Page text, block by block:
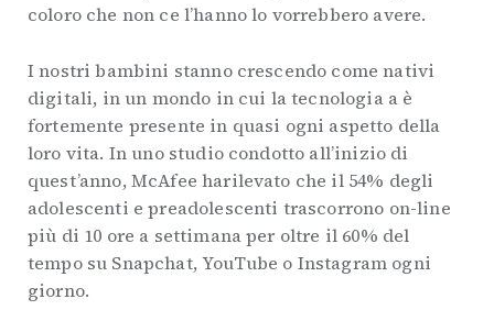
coloro che non ce l’hanno lo vorrebbero avere.
I nostri bambini stanno crescendo come nativi
digitali, in un mondo in cui la tecnologia a è
fortemente presente in quasi ogni aspetto della
loro vita. In uno studio condotto all’inizio di
quest’anno, McAfee harilevato che il 54% degli
adolescenti e preadolescenti trascorrono on-line
più di 10 ore a settimana per oltre il 60% del
tempo su Snapchat, YouTube o Instagram ogni
giorno.